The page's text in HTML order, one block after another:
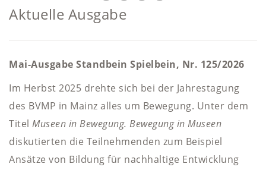
Aktuelle Ausgabe
Mai-Ausgabe Standbein Spielbein, Nr. 125/2026
Im Herbst 2025 drehte sich bei der Jahrestagung
des BVMP in Mainz alles um Bewegung. Unter dem
Titel Museen in Bewegung. Bewegung in Museen
diskutierten die Teilnehmenden zum Beispiel
Ansätze von Bildung für nachhaltige Entwicklung